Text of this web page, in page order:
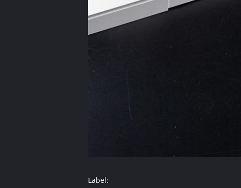
Label: